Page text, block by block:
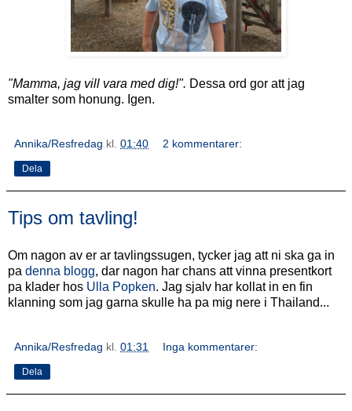
"Mamma, jag vill vara med dig!". Dessa ord gor att jag
smalter som honung. Igen.
Annika/Resfredag kl. 01:40 2 kommentarer:
Dela
Tips om tavling!
Om nagon av er ar tavlingssugen, tycker jag att ni ska ga in
pa denna blogg, dar nagon har chans att vinna presentkort
pa klader hos Ulla Popken. Jag sjalv har kollat in en fin
klanning som jag garna skulle ha pa mig nere i Thailand...
Annika/Resfredag kl. 01:31 Inga kommentarer:
Dela